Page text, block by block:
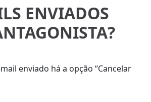
ENVIADOS
enviado há a opção “Cancelar